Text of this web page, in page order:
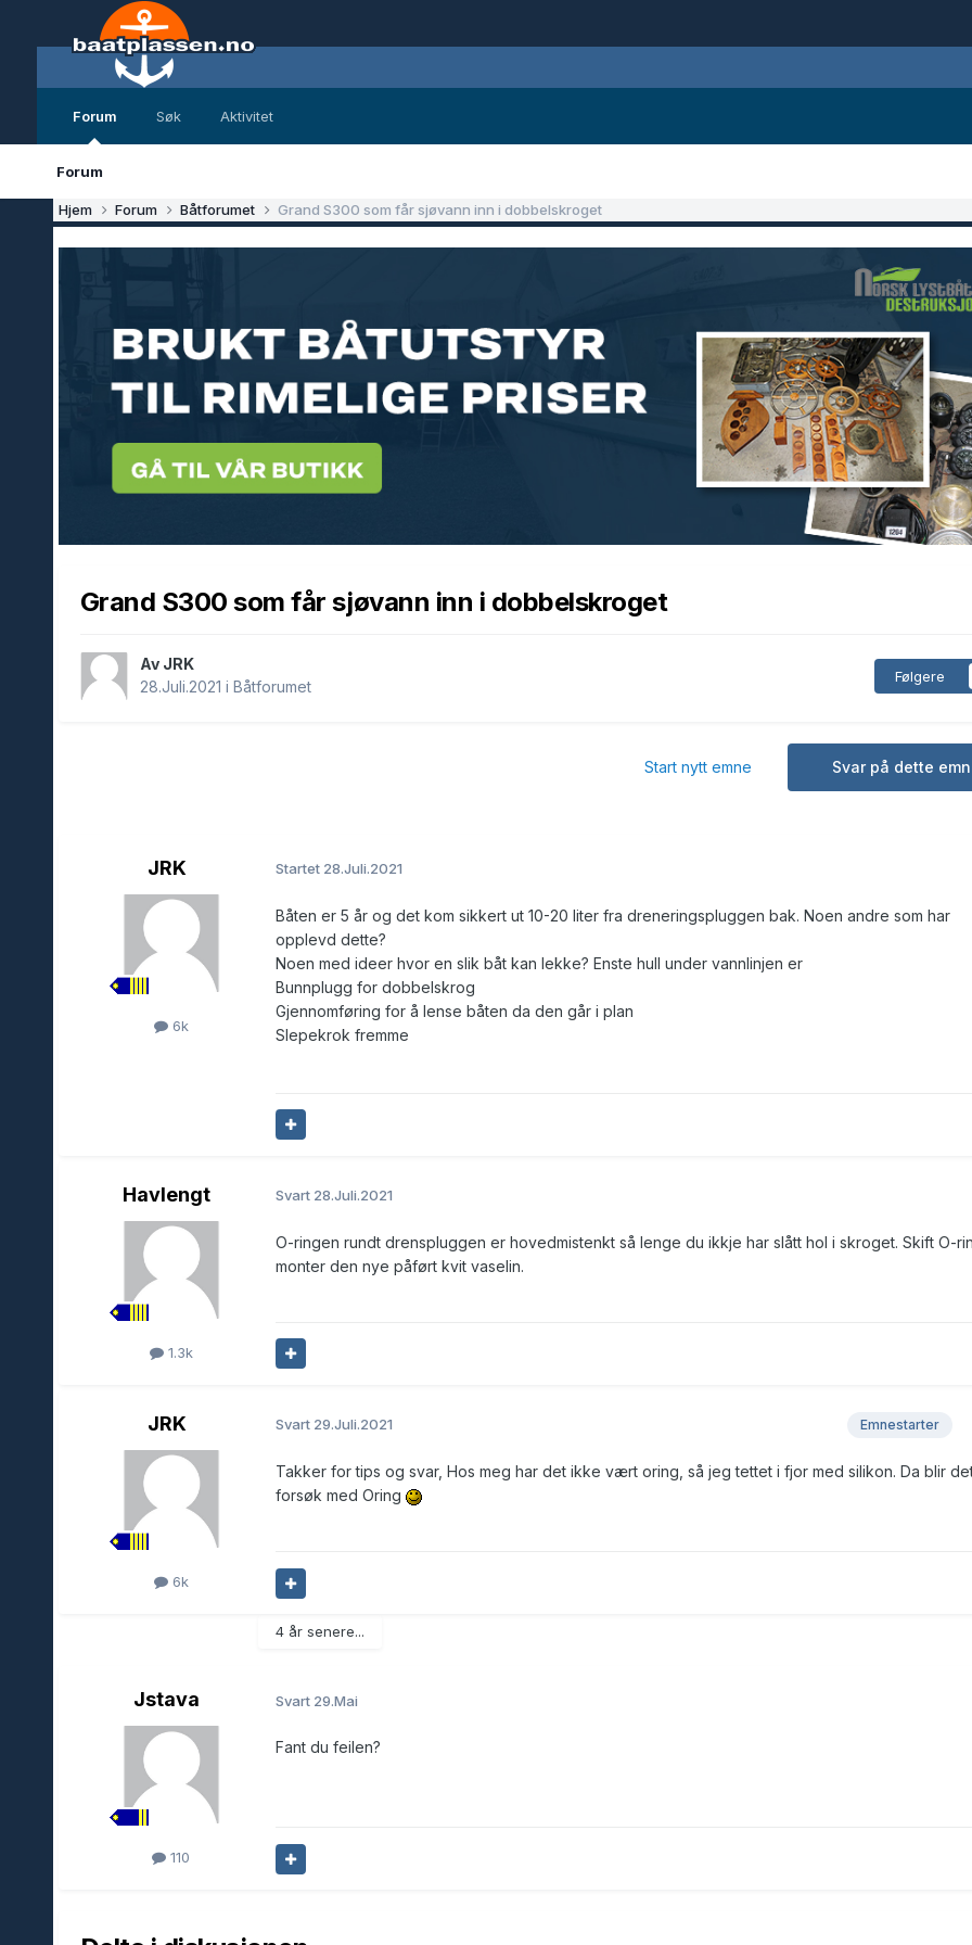
Forum
Forum
Søk Aktivitet
Hjem Forum Båtforumet Grand S300 som får sjøvann inn i dobbelskroget
Grand S300 som får sjøvann inn i dobbelskroget
Av JRK
28.Juli.2021 i Båtforumet
Følgere
Svar på dette
Start nytt emne
JRK
6k
Startet 28.Juli.2021
Båten er 5 år og det kom sikkert ut 10-20 liter fra dreneringspluggen bak. Noen andre som har
opplevd dette?
Noen med ideer hvor en slik båt kan lekke? Enste hull under vannlinjen er
Bunnplugg for dobbelskrog
Gjennomføring for å lense båten da den går i plan
Slepekrok fremme
Havlengt
1.3k
Svart 28.Juli.2021
O-ringen rundt drenspluggen er hovedmistenkt så lenge du ikkje har slått hol i skroget. Skift O-
monter den nye påført kvit vaselin.
JRK
6k
Emnestarter
Svart 29.Juli.2021
Takker for tips og svar, Hos meg har det ikke vært oring, så jeg tettet i fjor med silikon. Da blir
forsøk med Oring
4 år senere...
Jstava
110
Svart 29.Mai
Fant du feilen?